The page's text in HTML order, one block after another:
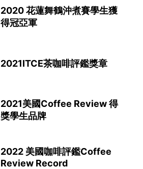
2020 花蓮舞鶴沖煮賽學生獲
得冠亞軍
2021ITCE茶咖啡評鑑獎章
2021美國Coffee Review 得
獎學生品牌
2022 美國咖啡評鑑Coffee
Review Record